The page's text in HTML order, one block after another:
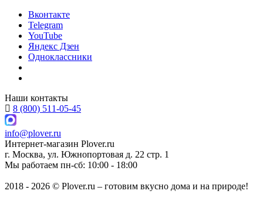
Вконтакте
Telegram
YouTube
Яндекс Дзен
Одноклассники
Наши контакты
8 (800) 511-05-45
info@plover.ru
Интернет-магазин Plover.ru
г. Москва, ул. Южнопортовая д. 22 стр. 1
Мы работаем пн-сб: 10:00 - 18:00
2018 - 2026 © Plover.ru – готовим вкусно дома и на природе!